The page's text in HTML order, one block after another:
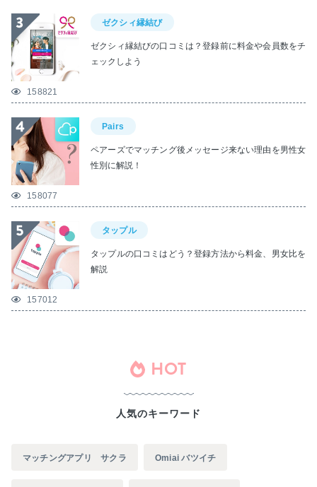
158821
ゼクシィ縁結び
ゼクシィ縁結びの口コミは？登録前に料金や会員数をチ
ェックしよう
158077
Pairs
ペアーズでマッチング後メッセージ来ない理由を男性女
性別に解説！
157012
タップル
タップルの口コミはどう？登録方法から料金、男女比を
解説
HOT
人気のキーワード
マッチングアプリ サクラ Omiai バツイチ